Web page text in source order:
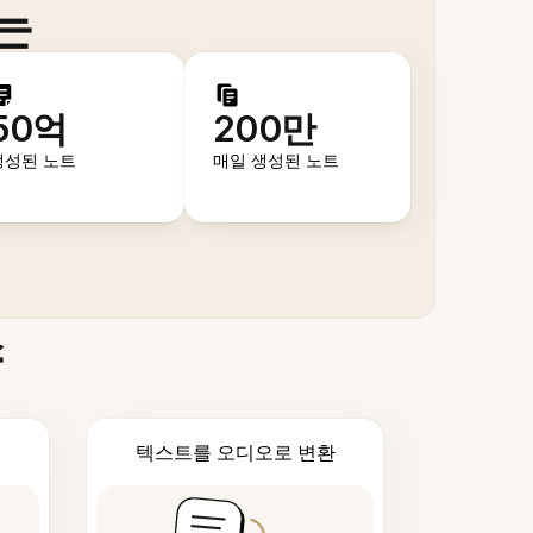
억
성된 노트
200만
매일 생성된 노트
텍스트를 오디오로 변환